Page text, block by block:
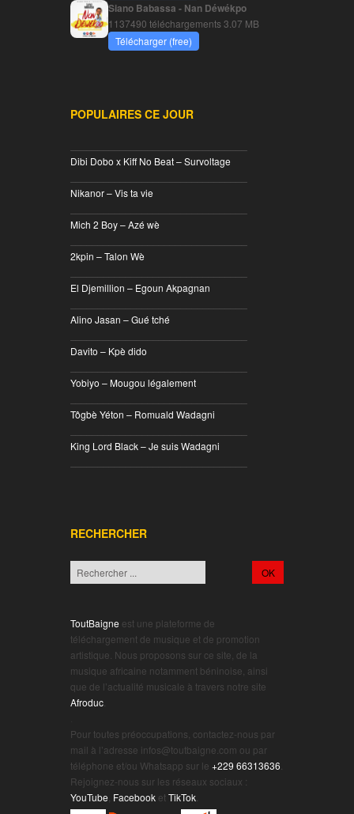
Siano Babassa - Nan Déwékpo
1137490 téléchargements3.07 MB
Télécharger (free)
POPULAIRES CE JOUR
Dibi Dobo x Kiff No Beat – Survoltage
Nikanor – Vis ta vie
Mich 2 Boy – Azé wè
2kpin – Talon Wè
El Djemillion – Egoun Akpagnan
Alino Jasan – Gué tché
Davito – Kpè dido
Yobiyo – Mougou légalement
Tôgbè Yéton – Romuald Wadagni
King Lord Black – Je suis Wadagni
RECHERCHER
ToutBaigne est une plateforme de
téléchargement de musique et de promotion
artistique. Nous proposons sur ce site, de la
musique africaine notamment béninoise, ainsi
que de l’actualité musicale à travers notre site
Afroduc
Pour toutes préoccupations, contactez-nous par
mail à l’adresse infos@toutbaigne.com ou par
téléphone et/ou Whatsapp sur le +229 66313636
Rejoignez-nous sur les réseaux sociaux :
YouTube Facebook etTikTok